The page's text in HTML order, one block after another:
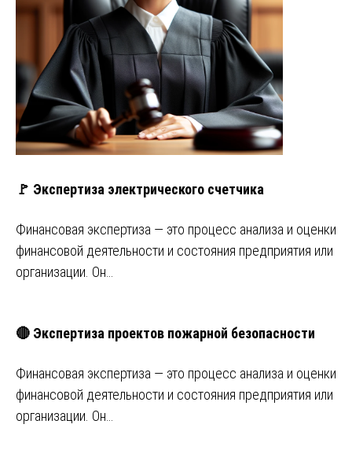
🚩 Экспертиза электрического счетчика
Финансовая экспертиза — это процесс анализа и оценки
финансовой деятельности и состояния предприятия или
организации. Он…
🔴 Экспертиза проектов пожарной безопасности
Финансовая экспертиза — это процесс анализа и оценки
финансовой деятельности и состояния предприятия или
организации. Он…